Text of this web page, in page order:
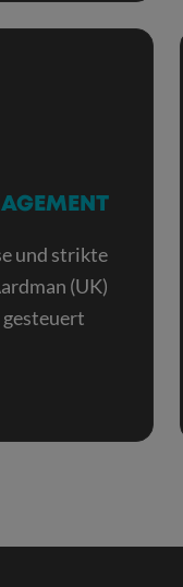
und strikte
(UK)